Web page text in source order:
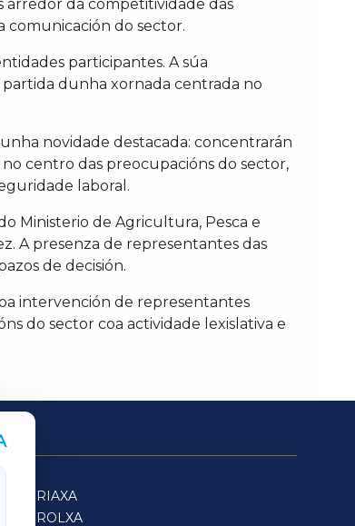
arredor da competitividade das
comunicación do sector.
participantes. A súa
partida dunha xornada centrada no
novidade destacada: concentrarán
centro das preocupacións do sector,
laboral.
Ministerio de Agricultura, Pesca e
A presenza de representantes das
de decisión.
intervención de representantes
do sector coa actividade lexislativa e
SARRIAXA
FERROLXA